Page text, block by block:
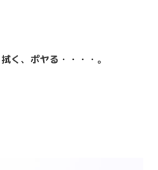
く、ポヤる・・・・。